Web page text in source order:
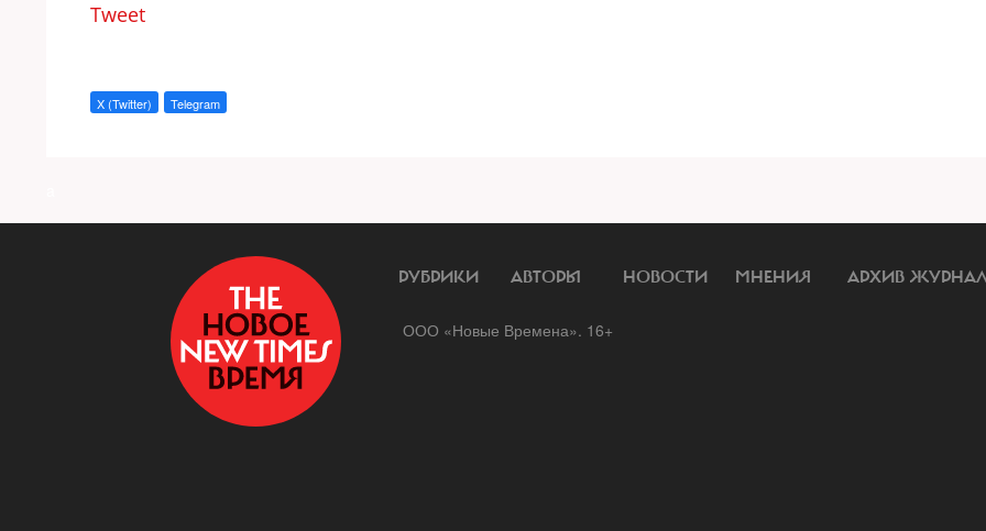
Tweet
X (Twitter) Telegram
РУБРИКИ АВТОРЫ НОВОСТИ МНЕНИЯ АРХИВ
ООО «Новые Времена». 16+